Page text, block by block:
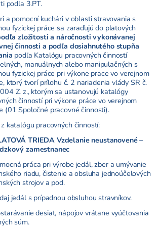
podľa 3.PT.
a pomocní kuchári v oblasti stravovania s
fyzickej práce sa zaraďujú do platových
zložitosti a náročnosti vykonávanej
činnosti a podľa dosiahnutého stupňa
podľa Katalógu pracovných činností
manuálnych alebo manipulačných s
fyzickej práce pri výkone prace vo verejnom
ktorý tvorí prílohu č. 2 nariadenia vlády SR č.
Z. z., ktorým sa ustanovujú katalógy
činností pri výkone práce vo verejnom
(01 Spoločné pracovné činnosti).
katalógu pracovných činností:
TRIEDA Vzdelanie neustanovené –
zamestnanec
práca pri výrobe jedál, zber a umývanie
riadu, čistenie a obsluha jednoúčelových
strojov a pod.
jedál s prípadnou obsluhou stravníkov.
desiat, nápojov vrátane vyúčtovania
súm.